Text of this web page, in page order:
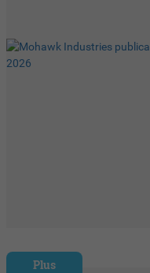
Plus